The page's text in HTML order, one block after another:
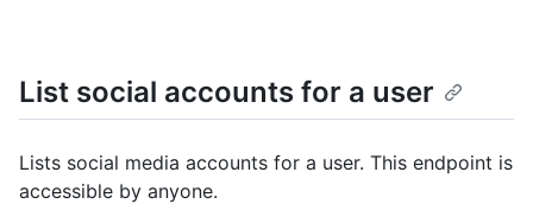
List social accounts for a user
Lists social media accounts for a user. This endpoint is
accessible by anyone.